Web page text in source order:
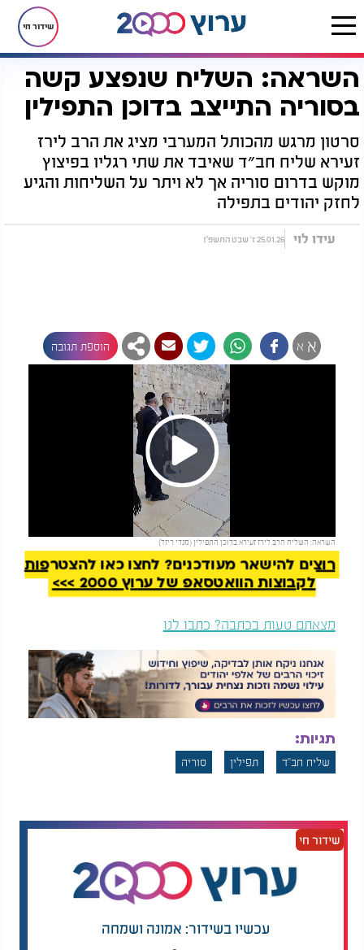
שידור חי
דף הבית רץ בוואטסאפ השראה: השליח שנפצע קשה בסוריה התייצב בדוכן התפילין
השראה: השליח שנפצע קשה
בסוריה התייצב בדוכן התפילין
סרטון מרגש מהכותל המערבי מציג את הרב לירז
זעירא שליח חב״ד שאיבד את שתי רגליו בפיצוץ
מוקש בדרום סוריה אך לא ויתר על השליחות והגיע
לחזק יהודים בתפילה
עידו לוי 25.01.26 ז' שבט התשפ"ו
א א הוספת תגובה
Play
Video
השראה: השליח הרב לירז זעירא בדוכן התפילין (מנדי ריזל)
להמשך קריאה
רוצים להישאר מעודכנים? לחצו כאן להצטרפות
לקבוצות הוואטסאפ של ערוץ 2000 >>>
מצאתם טעות בכתבה? כתבו לנו
תגיות:
שליח חב"ד תפילין סוריה
שידור חי
עכשיו בשידור: אמונה ושמחה